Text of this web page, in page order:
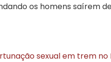
os homens saírem
sexual em trem no